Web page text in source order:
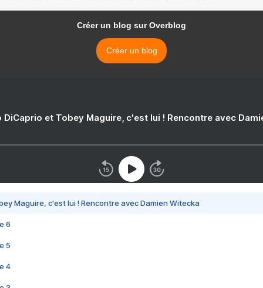
Créer un blog sur Overblog
Créer un blog
DiCaprio et Tobey Maguire, c'est lui ! Rencontre avec
Maguire, c'est lui ! Rencontre avec Damien Witecka
6
5
4